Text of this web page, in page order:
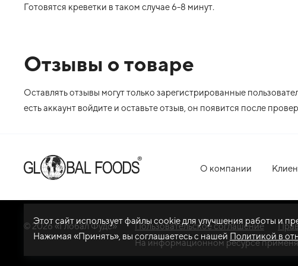
Готовятся креветки в таком случае 6-8 минут.
Отзывы о товаре
Оставлять отзывы могут только зарегистрированные
есть аккаунт войдите и оставьте отзыв, он появится после
О компании
© 2026 «Глобал Фудс» Пользовательское соглашение
На информационном ресурсе
Этот сайт использует файлы cookie для улучшения работы и
Нажимая «Принять», вы соглашаетесь с нашей Политикой в